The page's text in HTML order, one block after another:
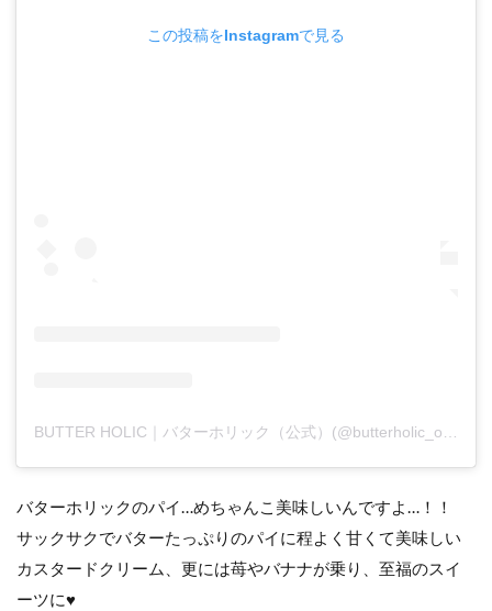
この投稿をInstagramで見る
BUTTER HOLIC｜バターホリック（公式）(@butterholic_official)がシェアした投稿
バターホリックのパイ…めちゃんこ美味しいんですよ…！！
サックサクでバターたっぷりのパイに程よく甘くて美味しい
カスタードクリーム、更には苺やバナナが乗り、至福のスイ
ーツに♥